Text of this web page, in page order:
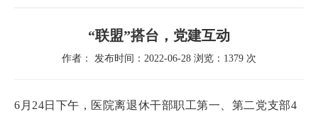
“联盟”搭台，党建互动
作者： 发布时间：2022-06-28 浏览：1379 次
6月24日下午，医院离退休干部职工第一、第二党支部4